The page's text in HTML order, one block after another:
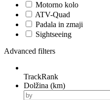
Motorno kolo
ATV-Quad
Padala in zmaji
Sightseeing
Advanced filters
TrackRank
Dolžina (km)